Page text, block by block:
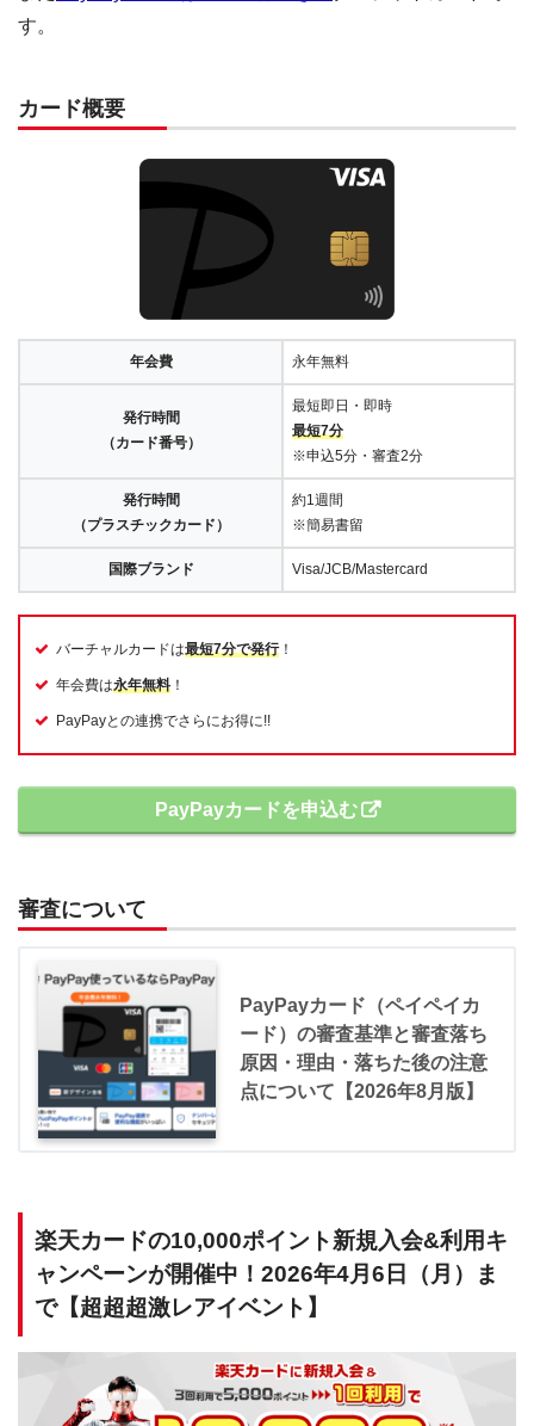
す。
カード概要
年会費 永年無料
発行時間
（カード番号）
最短即日・即時
最短7分
※申込5分・審査2分
発行時間
（プラスチックカード）
約1週間
※簡易書留
国際ブランド Visa/JCB/Mastercard
バーチャルカードは最短7分で発行！
年会費は永年無料 ！
PayPayとの連携でさらにお得に!!
PayPayカードを申込む
審査について
PayPayカード（ペイペイカ
ード）の審査基準と審査落ち
原因・理由・落ちた後の注意
点について【2026年8月版】
楽天カードの10,000ポイント新規入会&利用キ
ャンペーンが開催中！2026年4月6日（月）ま
で【超超超激レアイベント】